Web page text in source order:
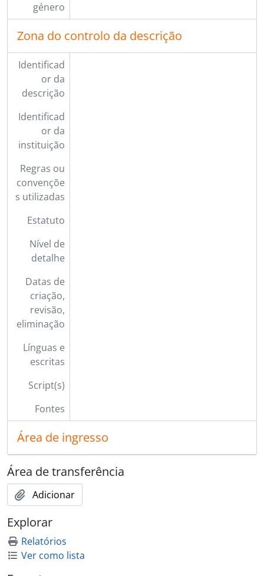
género
Zona do controlo da descrição
Identificad
or da
descrição
Identificad
or da
instituição
Regras ou
convençõe
s utilizadas
Estatuto
Nível de
detalhe
Datas de
criação,
revisão,
eliminação
Línguas e
escritas
Script(s)
Fontes
Área de ingresso
Área de transferência
Adicionar
Explorar
Relatórios
Ver como lista